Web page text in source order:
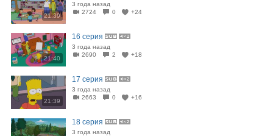
21:39
3 года назад
2724
0 +24
21:40
16 серия
3 года назад
2690
2 +18
21:39
17 серия
3 года назад
2663
0 +16
18 серия
3 года назад